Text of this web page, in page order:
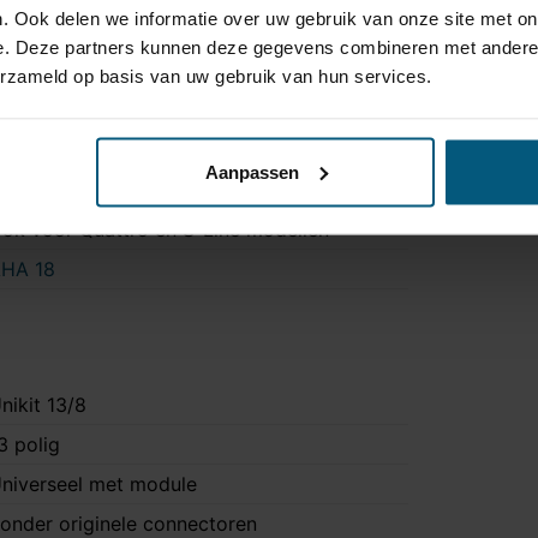
Ook delen we informatie over uw gebruik van onze site met
Deze partners kunnen deze gegevens combineren met
op basis van uw gebruik van hun services.
Aanpassen
voor Quattro en S-Line modellen
18
13/8
polig
met module
originele connectoren